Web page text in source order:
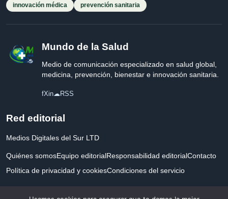
innovación médica
prevención sanitaria
Mundo de la Salud
Medio de comunicación especializado en salud global,
medicina, prevención, bienestar e innovación sanitaria.
fXin☁RSS
Red editorial
Medios Digitales del Sur LTD
Quiénes somosEquipo editorialResponsabilidad editorialContacto
Política de privacidad y cookiesCondiciones del servicio